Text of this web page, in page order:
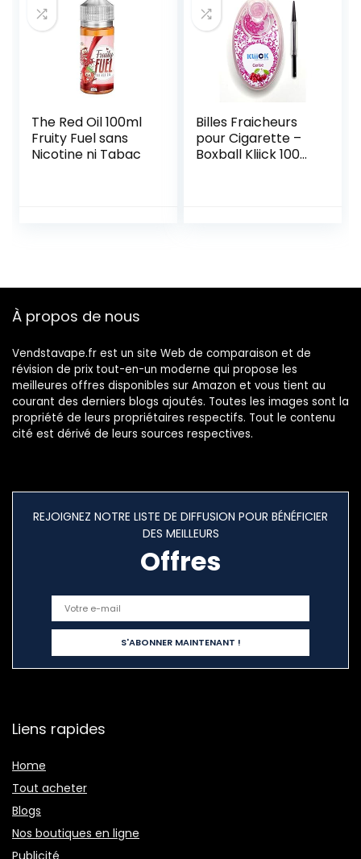
The Red Oil 100ml
Fruity Fuel sans
Nicotine ni Tabac
Billes Fraicheurs
pour Cigarette –
Boxball Kliick 100
À propos de nous
Vendstavape.fr est un site Web de comparaison et de
révision de prix tout-en-un moderne qui propose les
meilleures offres disponibles sur Amazon et vous tient au
courant des derniers blogs ajoutés. Toutes les images sont la
propriété de leurs propriétaires respectifs. Tout le contenu
cité est dérivé de leurs sources respectives.
REJOIGNEZ NOTRE LISTE DE DIFFUSION POUR BÉNÉFICIER
DES MEILLEURS
Offres
Liens rapides
Home
Tout acheter
Blogs
Nos boutiques en ligne
Publicité